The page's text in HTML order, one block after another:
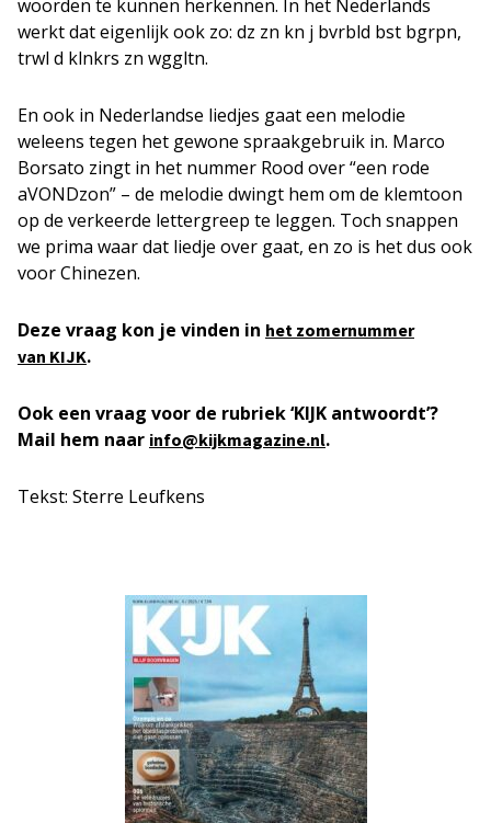
woorden te kunnen herkennen. In het Nederlands
werkt dat eigenlijk ook zo: dz zn kn j bvrbld bst bgrpn,
trwl d klnkrs zn wggltn.
En ook in Nederlandse liedjes gaat een melodie
weleens tegen het gewone spraakgebruik in. Marco
Borsato zingt in het nummer Rood over “een rode
aVONDzon” – de melodie dwingt hem om de klemtoon
op de verkeerde lettergreep te leggen. Toch snappen
we prima waar dat liedje over gaat, en zo is het dus ook
voor Chinezen.
Deze vraag kon je vinden in het zomernummer
van KIJK.
Ook een vraag voor de rubriek ‘KIJK antwoordt’?
Mail hem naar info@kijkmagazine.nl.
Tekst: Sterre Leufkens